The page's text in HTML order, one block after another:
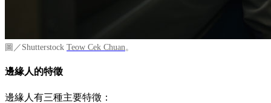
圖／Shutterstock Teow Cek Chuan。
邊緣人的特徵
邊緣人有三種主要特徵：